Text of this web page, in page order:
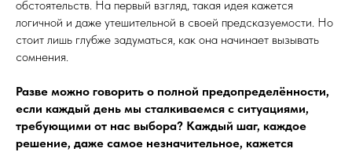
обстоятельств. На первый взгляд, такая идея кажется
логичной и даже утешительной в своей предсказуемости. Но
стоит лишь глубже задуматься, как она начинает вызывать
сомнения.
Разве можно говорить о полной предопределённости,
если каждый день мы сталкиваемся с ситуациями,
требующими от нас выбора? Каждый шаг, каждое
решение, даже самое незначительное, кажется